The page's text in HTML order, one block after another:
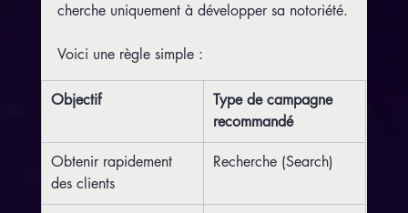
cherche uniquement à développer sa notoriété.
Voici une règle simple :
Objectif
Type de campagne
recommandé
Obtenir rapidement
des clients
Recherche (Search)